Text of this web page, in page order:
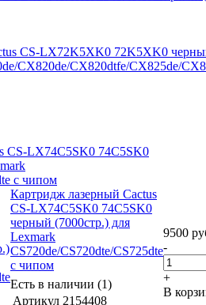
CS-LX74C5SK0 74C5SK0
с чипом
Картридж лазерный Cactus
CS-LX74C5SK0 74C5SK0
черный (7000стр.) для
Lexmark
CS720de/CS720dte/CS725dte
с чипом
Есть в наличии (1)
Артикул 2154408
9500
-
+
В